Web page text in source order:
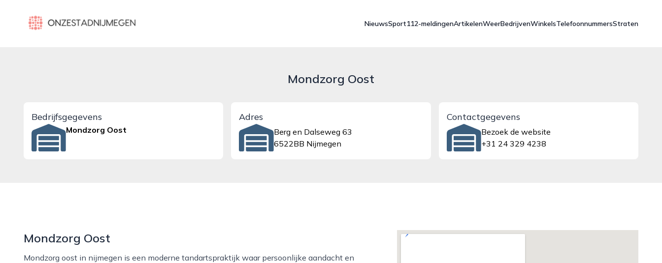
onzestadnijmegen.nl
NieuwsSport112-meldingenArtikelenWeerBedrijvenWinkelsTelefoonnummersStraten
Mondzorg Oost
Bedrijfsgegevens
Mondzorg Oost
Adres
Berg en Dalseweg 63
6522BB Nijmegen
Contactgegevens
Bezoek de website
+31 24 329 4238
Mondzorg Oost
Mondzorg oost in nijmegen is een moderne tandartspraktijk waar persoonlijke aandacht en